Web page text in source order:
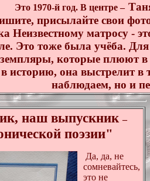
Это 1970-й год. В центре –
присылайте свои
Неизвестному матросу -
Это тоже была учёба.
которые плюют
историю, она выстрелит в
наблюдаем, но и
наш выпускник –
поэзии"
Да, да, не
сомневайтесь,
это не